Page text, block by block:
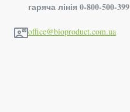
гаряча лінія 0-800-500-399
office@bioproduct.com.ua